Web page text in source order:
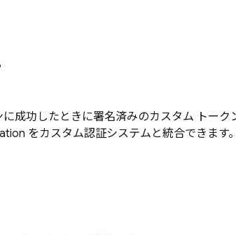
に成功したときに署名済みのカスタム トー
をカスタム認証システムと統合できま